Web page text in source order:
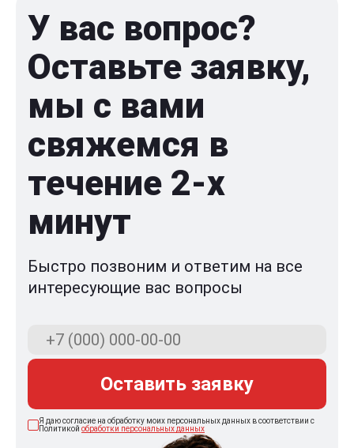
У вас вопрос?
Оставьте заявку,
мы с вами
свяжемся в
течение 2-x
минут
Быстро позвоним и ответим на все
интересующие вас вопросы
Оставить заявку
Я даю согласие на обработку моих персональных данных в соответствии с
Политикой обработки персональных данных